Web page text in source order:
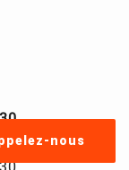
nous